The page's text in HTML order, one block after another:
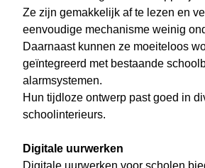
Ze zijn gemakkelijk af te lezen en
eenvoudige mechanisme weinig
Daarnaast kunnen ze moeiteloos
geïntegreerd met bestaande
alarmsystemen.
Hun tijdloze ontwerp past goed in
schoolinterieurs.
Digitale uurwerken
Digitale uurwerken voor scholen